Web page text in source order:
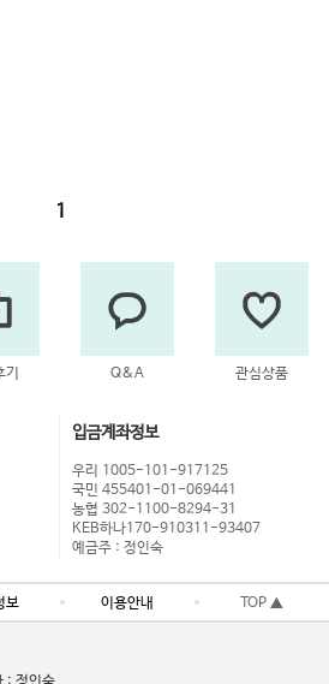
1
Q&A 관심상품
입금계좌정보
우리 1005-101-917125
국민 455401-01-069441
농협 302-1100-8294-31
KEB하나170-910311-93407
예금주 : 정인숙
보 이용안내 TOP ▲